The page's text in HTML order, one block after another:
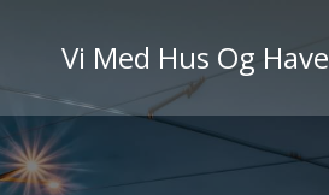
til
indhold
Vi Med Hus Og Have